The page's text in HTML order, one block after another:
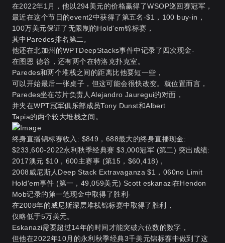
在2022年1月，他以294美元的价格赢得了WSOP巡回赛冠军，
最近在这个节日的event2中获得了第五名-$1，100 buy-in，
100万美元保证了无限制的Hold'em锦标赛，
其中Paredes排名第二。
他还在北加州的WPTDeepStacks事件中记录了四次现金-
在图恩 德谷，还有两个在特洛克扑克室。
Paredes和两个堆栈之间的距离比他要短一些，
可以开始最后一张桌子，但这可能会很快改变。就位置而言，
Paredes坐在芯片负责人Alejandro Jauregui的对面，
并夹在WPT冠军俱乐部成员Tony Dunst和Albert
Tapia的两个较大堆栈之间。
终身直播锦标赛收入: $849，688最大的终身直播现金:
$233,600-2022永利秋季经典赛 $3,000冠军 (第二) 突出成绩:
2017澳元 $10，600主赛事 (第15，$60,418)，
2008威尼斯人Deep Stack Extravaganza $1，060no Limit
Hold'em事件 (第一，49,059美元) Scott eskanazi在Hendon
Mob记录的第一笔现金中取得了胜利-
在2008年的威尼斯深层堆栈锦标赛中取得了胜利，
仅略低于5万美元。
Eskanazi需要超过14年的时间才能突破六位数的数字，
但他在2022年10月的永利秋季经典3千美元锦标赛中做到了这